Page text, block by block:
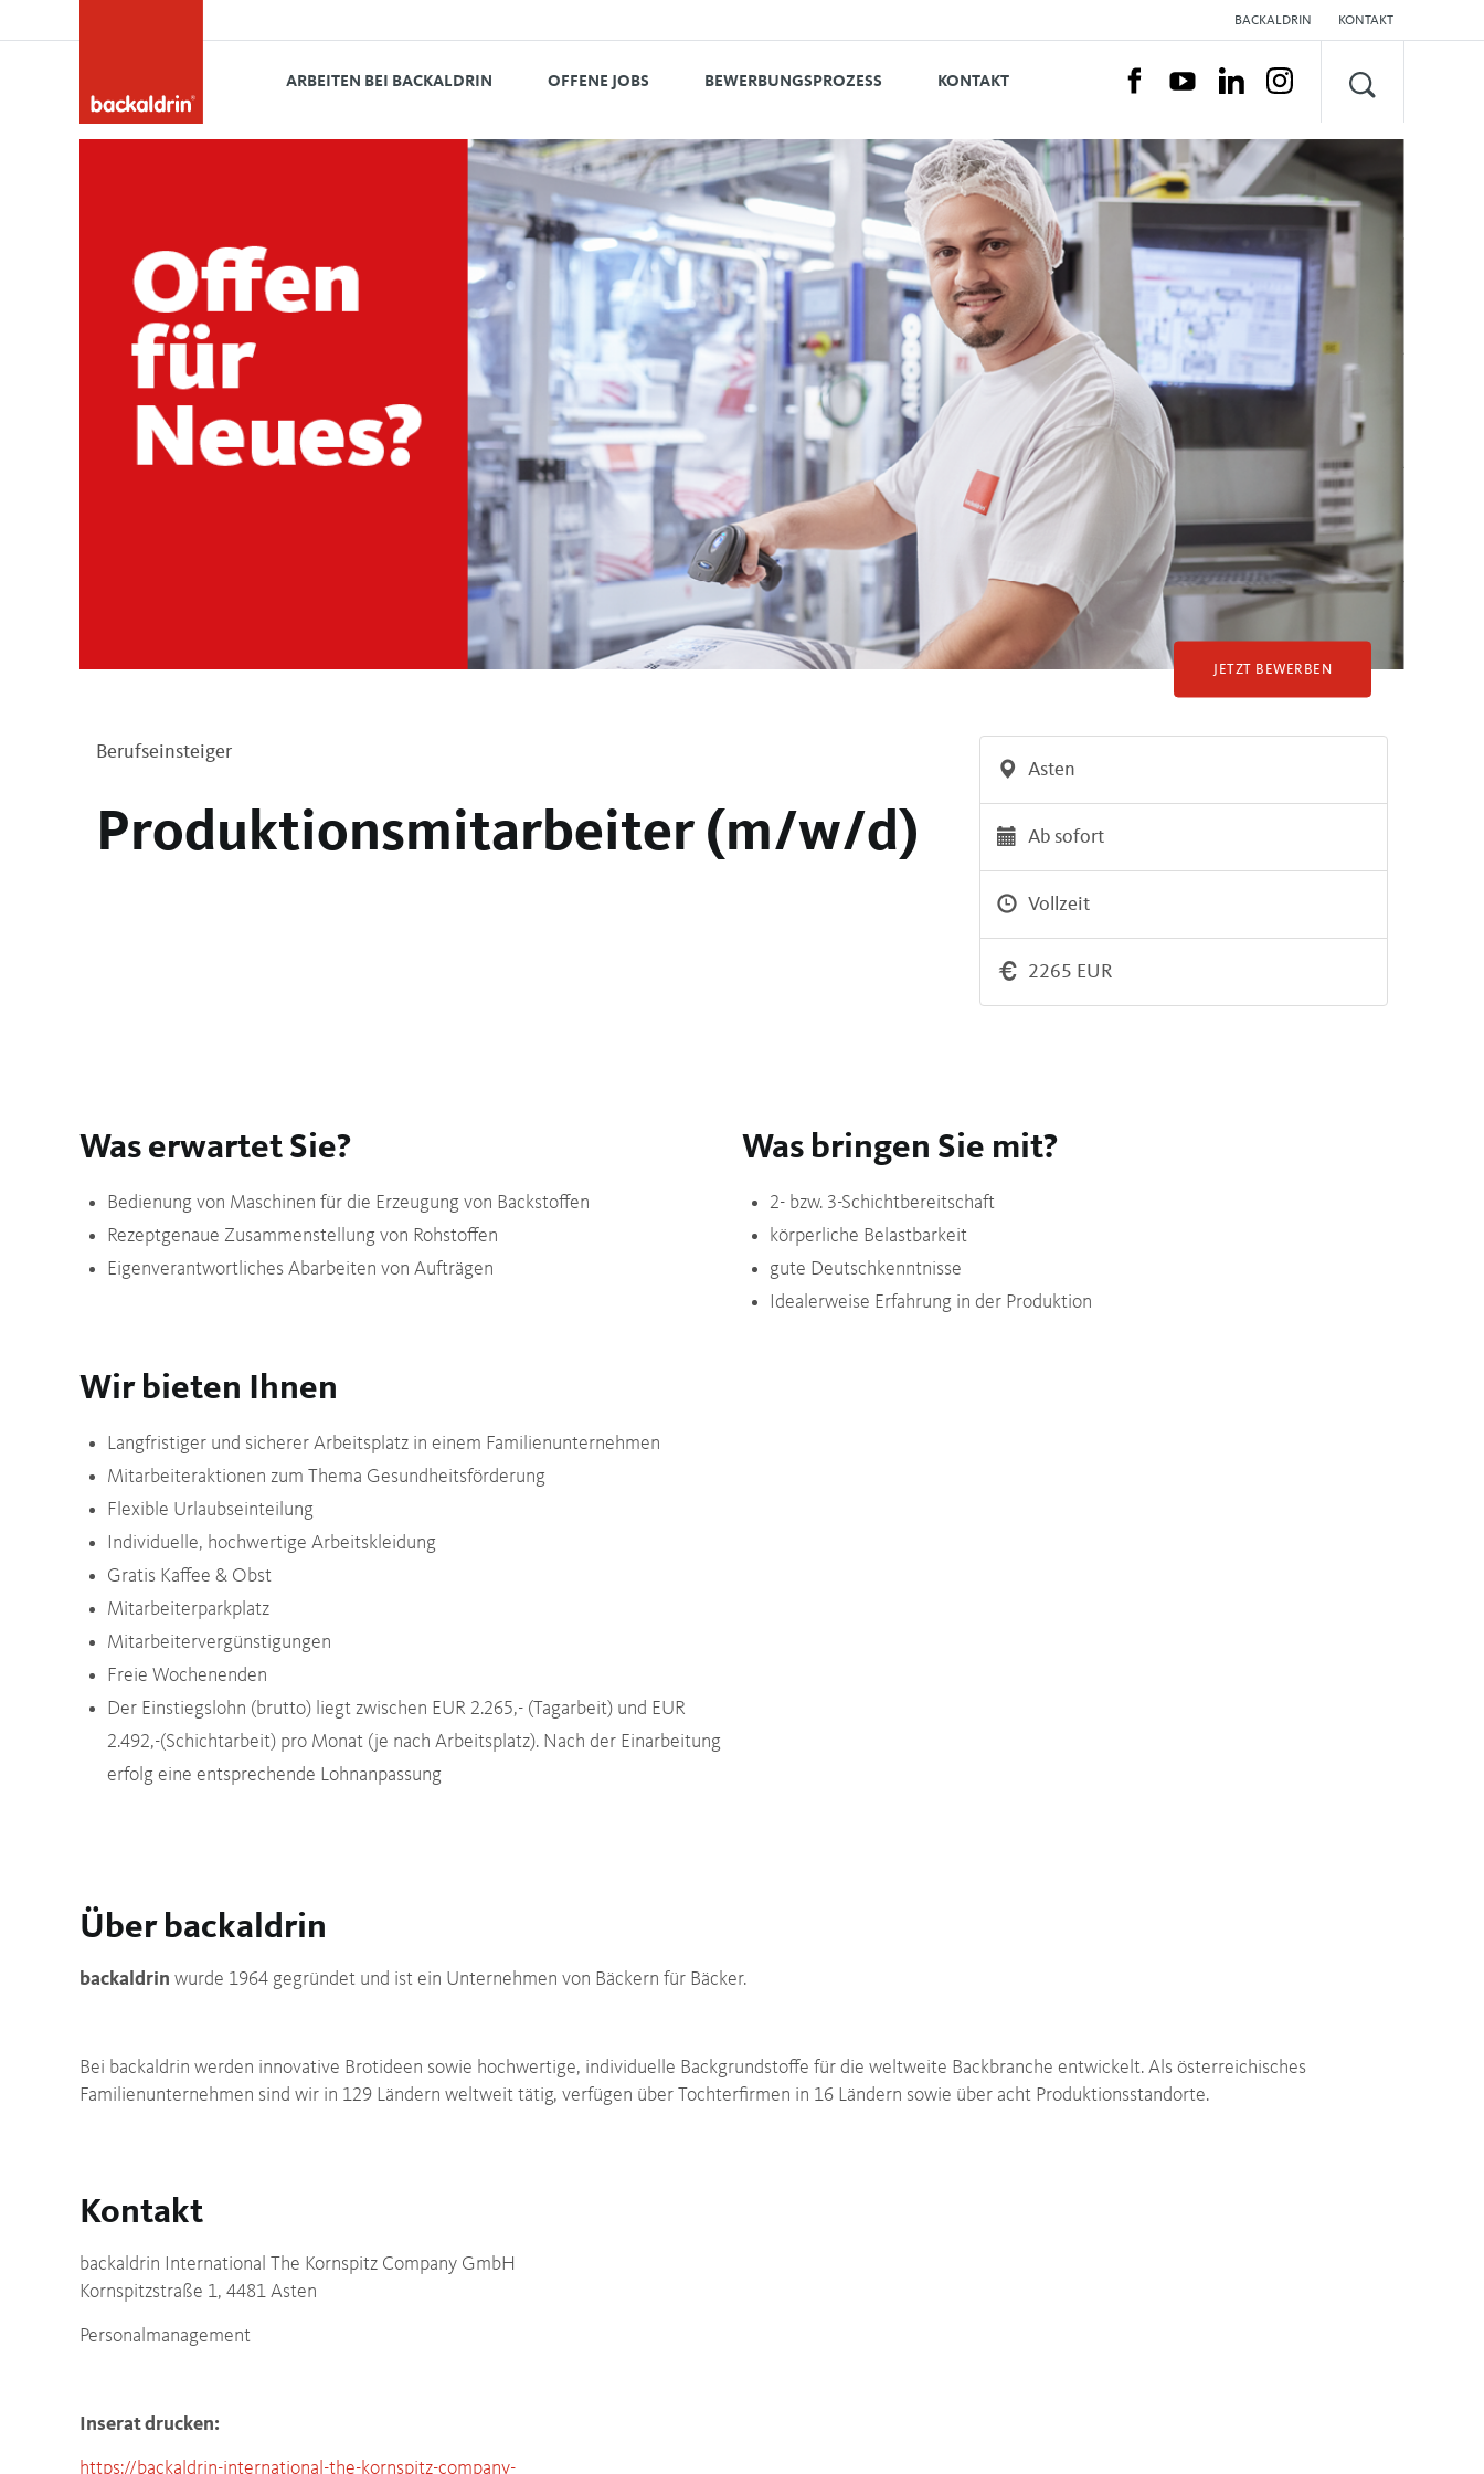
BACKALDRIN KONTAKT
ARBEITEN BEI BACKALDRIN OFFENE JOBS BEWERBUNGSPROZESS KONTAKT
JETZT BEWERBEN
Berufseinsteiger
Produktionsmitarbeiter (m/w/d)
Asten
Ab sofort
Vollzeit
2265 EUR
Was erwartet Sie?
Bedienung von Maschinen für die Erzeugung von Backstoffen
Rezeptgenaue Zusammenstellung von Rohstoffen
Eigenverantwortliches Abarbeiten von Aufträgen
Was bringen Sie mit?
2- bzw. 3-Schichtbereitschaft
körperliche Belastbarkeit
gute Deutschkenntnisse
Idealerweise Erfahrung in der Produktion
Wir bieten Ihnen
Langfristiger und sicherer Arbeitsplatz in einem Familienunternehmen
Mitarbeiteraktionen zum Thema Gesundheitsförderung
Flexible Urlaubseinteilung
Individuelle, hochwertige Arbeitskleidung
Gratis Kaffee & Obst
Mitarbeiterparkplatz
Mitarbeitervergünstigungen
Freie Wochenenden
Der Einstiegslohn (brutto) liegt zwischen EUR 2.265,- (Tagarbeit) und EUR
2.492,-(Schichtarbeit) pro Monat (je nach Arbeitsplatz). Nach der Einarbeitung
erfolg eine entsprechende Lohnanpassung
Über backaldrin
backaldrin wurde 1964 gegründet und ist ein Unternehmen von Bäckern für Bäcker.
Bei backaldrin werden innovative Brotideen sowie hochwertige, individuelle Backgrundstoffe für die weltweite Backbranche entwickelt. Als österreichisches
Familienunternehmen sind wir in 129 Ländern weltweit tätig, verfügen über Tochterfirmen in 16 Ländern sowie über acht Produktionsstandorte.
Kontakt
backaldrin International The Kornspitz Company GmbH
Kornspitzstraße 1, 4481 Asten
Personalmanagement
Inserat drucken:
https://backaldrin-international-the-kornspitz-company-